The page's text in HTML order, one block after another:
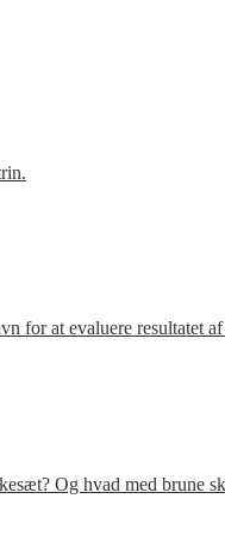
for at evaluere resultatet
Og hvad med brune